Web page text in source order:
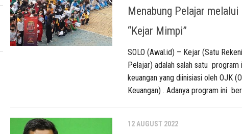
Menabung Pelajar
“Kejar Mimpi”
SOLO (Awal.id) – Kejar (Satu
Pelajar) adalah salah satu program
keuangan yang diinisiasi oleh OJK
Keuangan) . Adanya program ini
12 AUGUST 2022